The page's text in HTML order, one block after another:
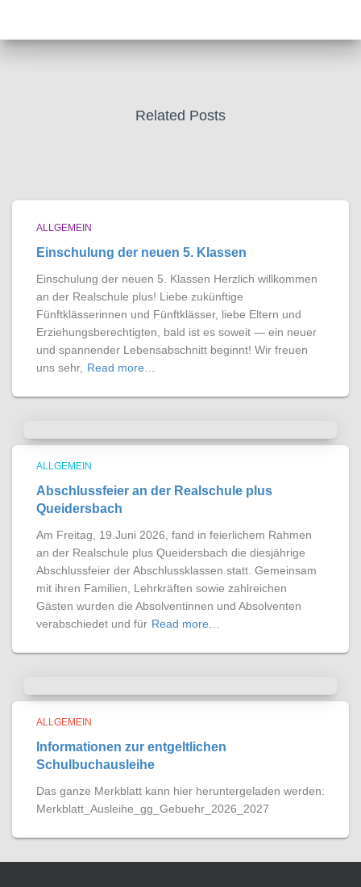
Related Posts
ALLGEMEIN
Einschulung der neuen 5. Klassen
Einschulung der neuen 5. Klassen Herzlich willkommen
an der Realschule plus! Liebe zukünftige
Fünftklässerinnen und Fünftklässer, liebe Eltern und
Erziehungsberechtigten, bald ist es soweit — ein neuer
und spannender Lebensabschnitt beginnt! Wir freuen
uns sehr, Read more…
ALLGEMEIN
Abschlussfeier an der Realschule plus
Queidersbach
Am Freitag, 19.Juni 2026, fand in feierlichem Rahmen
an der Realschule plus Queidersbach die diesjährige
Abschlussfeier der Abschlussklassen statt. Gemeinsam
mit ihren Familien, Lehrkräften sowie zahlreichen
Gästen wurden die Absolventinnen und Absolventen
verabschiedet und für Read more…
ALLGEMEIN
Informationen zur entgeltlichen
Schulbuchausleihe
Das ganze Merkblatt kann hier heruntergeladen werden:
Merkblatt_Ausleihe_gg_Gebuehr_2026_2027